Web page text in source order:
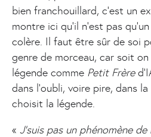
bien franchouillard, c’est un
montre ici qu’il n’est pas
colère. Il faut être sûr de soi
genre de morceau, car soit on
légende comme Petit Frère
dans l’oubli, voire pire, dans
choisit la légende.
« J’suis pas un phénomène